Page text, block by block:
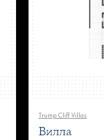
Trump Cliff Villas
Вилла